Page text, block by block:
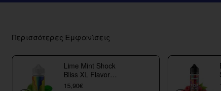
Περισσότερες Εμφανίσεις
Lime Mint Shock
Bliss XL Flavor
Shots
15,90€